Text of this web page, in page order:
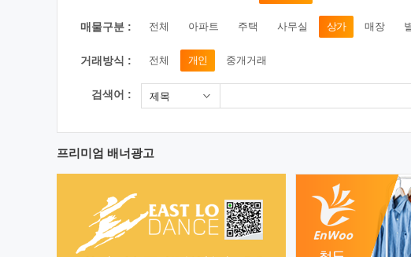
매물구분 : 전체 아파트 주택 사무실 상가 매장
거래방식 : 전체 개인 중개거래
검색어 : 제목
프리미엄 배너광고